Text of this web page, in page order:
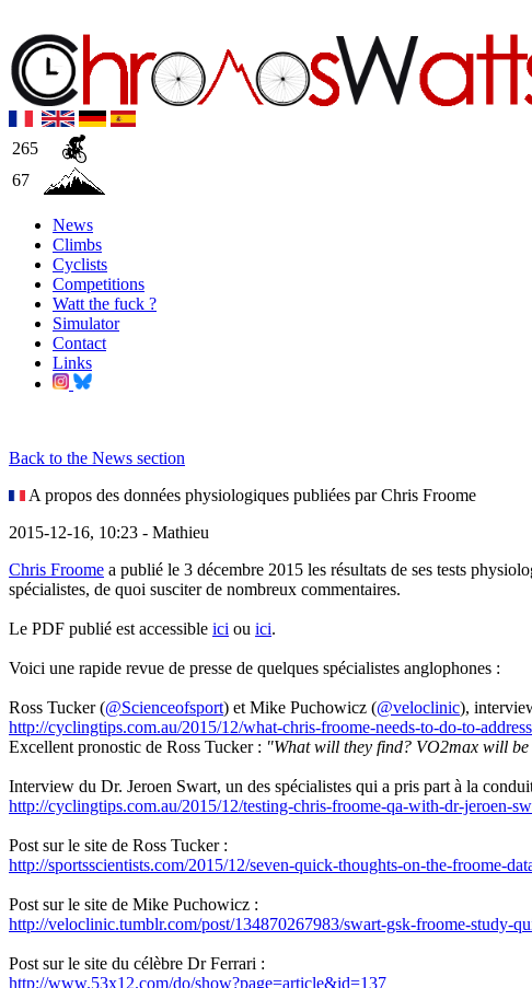
265
67
News
Climbs
Cyclists
Competitions
Watt the fuck ?
Simulator
Contact
Links
Back to the News section
A propos des données physiologiques publiées par Chris Froome
2015-12-16, 10:23 - Mathieu
Chris Froome a publié le 3 décembre 2015 les résultats de ses tests
spécialistes, de quoi susciter de nombreux commentaires.
Le PDF publié est accessible ici ou ici.
Voici une rapide revue de presse de quelques spécialistes anglophones :
Ross Tucker (@Scienceofsport) et Mike Puchowicz (@veloclinic),
http://cyclingtips.com.au/2015/12/what-chris-froome-needs-to-do-to-
Excellent pronostic de Ross Tucker : "What will they find? VO2max will
Interview du Dr. Jeroen Swart, un des spécialistes qui a pris part à la
http://cyclingtips.com.au/2015/12/testing-chris-froome-qa-with-dr-jeroen-
Post sur le site de Ross Tucker :
http://sportsscientists.com/2015/12/seven-quick-thoughts-on-the-froome-
Post sur le site de Mike Puchowicz :
http://veloclinic.tumblr.com/post/134870267983/swart-gsk-froome-study-
Post sur le site du célèbre Dr Ferrari :
http://www.53x12.com/do/show?page=article&id=137